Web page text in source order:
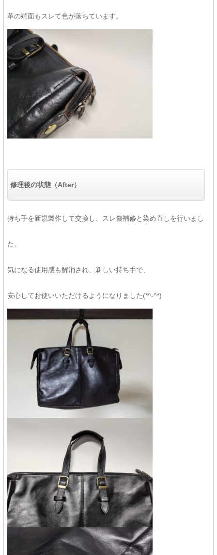
革の端面もスレて色が落ちています。
修理後の状態（After）
持ち手を新規製作して交換し、スレ傷補修と染め直しを行いまし
た。
気になる使用感も解消され、新しい持ち手で、
安心してお使いいただけるようになりました(*^-^*)